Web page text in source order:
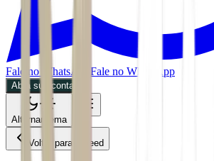
Fale no WhatsApp Fale no WhatsApp
Abra sua conta
Alternar tema
Voltar para o Feed